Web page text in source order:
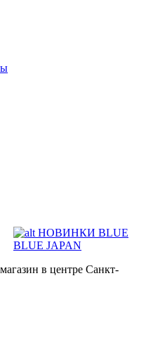
НОВИНКИ BLUE
BLUE JAPAN
в центре Санкт-